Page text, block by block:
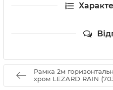
Рамка 2м
хром LEZARD RAIN